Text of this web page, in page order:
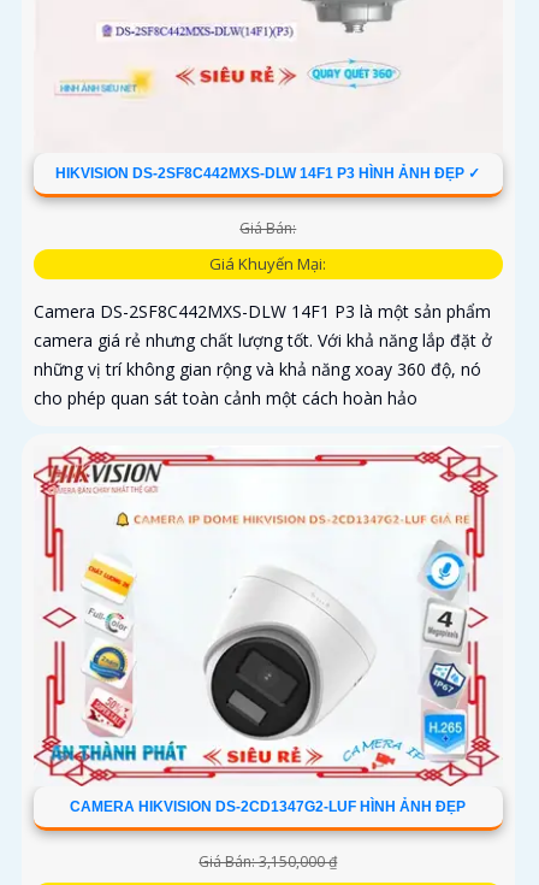
HIKVISION DS-2SF8C442MXS-DLW 14F1 P3 HÌNH ẢNH ĐẸP ✓
Giá Bán:
Giá Khuyến Mại:
Camera DS-2SF8C442MXS-DLW 14F1 P3 là một sản phẩm
camera giá rẻ nhưng chất lượng tốt. Với khả năng lắp đặt ở
những vị trí không gian rộng và khả năng xoay 360 độ, nó
cho phép quan sát toàn cảnh một cách hoàn hảo
CAMERA HIKVISION DS-2CD1347G2-LUF HÌNH ẢNH ĐẸP
Giá Bán: 3,150,000 ₫